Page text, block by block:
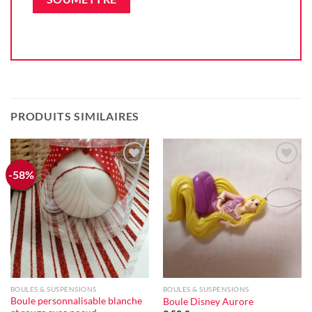
PRODUITS SIMILAIRES
-58%
Ajouter
à la liste
d'envie
BOULES & SUSPENSIONS
Boule personnalisable blanche
d'envie
BOULES & SUSPENSIONS
Boule Disney Aurore